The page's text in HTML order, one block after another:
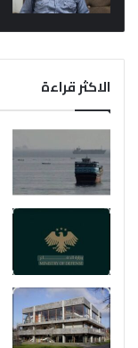
الاكثر قراءة